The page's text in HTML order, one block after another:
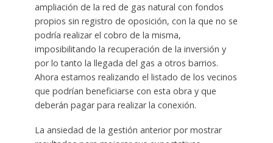
ampliación de la red de gas natural con fondos
propios sin registro de oposición, con la que no se
podría realizar el cobro de la misma,
imposibilitando la recuperación de la inversión y
por lo tanto la llegada del gas a otros barrios.
Ahora estamos realizando el listado de los vecinos
que podrían beneficiarse con esta obra y que
deberán pagar para realizar la conexión.
La ansiedad de la gestión anterior por mostrar